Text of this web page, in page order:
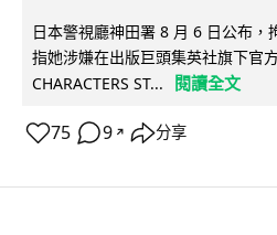
日本警視廳神田署 8 月 6 日公布，
指她涉嫌在出版巨頭集英社旗下官
CHARACTERS ST...
閱讀全文
75 9 ↗ 分享